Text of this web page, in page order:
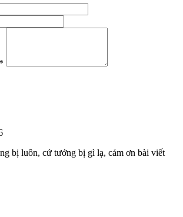
bị luôn, cứ tưởng bị gì lạ, cảm ơn bài viết